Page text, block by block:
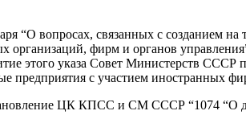
“О вопросах, связанных с созданием
организаций, фирм и органов
этого указа Совет Министерств
предприятия с участием иностранных
ЦК КПСС и СМ СССР “1074 “О